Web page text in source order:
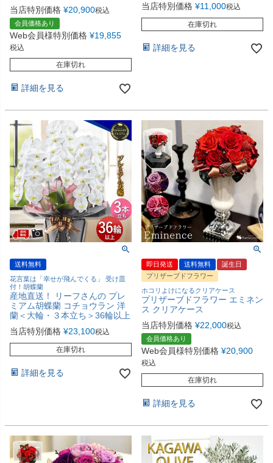
当店特別価格 ¥20,900税込
会員価格あり
Web会員様特別価格 ¥19,855
税込
在庫切れ
詳細を見る
当店特別価格 ¥11,000税込
在庫切れ
詳細を見る
送料無料
花言葉は「幸せが飛んでくる」 受け皿
付！胡蝶蘭
産地直送！ リーフさんの プレ
ミアム胡蝶蘭 コチョウラン 洋
蘭＜大輪・３本立ち＞36輪以上
当店特別価格 ¥23,100税込
在庫切れ
詳細を見る
即日発送 送料無料
誕生日
プリザーブドフラワー
ホコリよけになるクリアケース
プリザーブドフラワー エミネン
ス クリアケース
当店特別価格 ¥22,000税込
会員価格あり
Web会員様特別価格 ¥20,900
税込
在庫切れ
詳細を見る